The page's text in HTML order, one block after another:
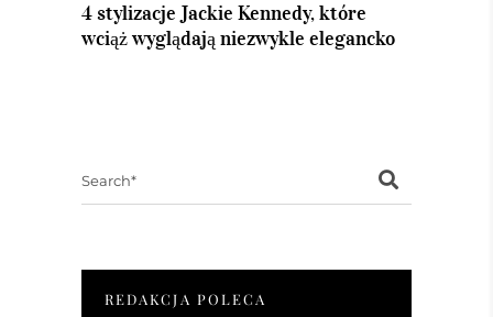
4 stylizacje Jackie Kennedy, które
wciąż wyglądają niezwykle elegancko
REDAKCJA POLECA